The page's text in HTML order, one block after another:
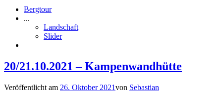
Bergtour
...
Landschaft
Slider
20/21.10.2021 – Kampenwandhütte
Veröffentlicht am 26. Oktober 2021von Sebastian